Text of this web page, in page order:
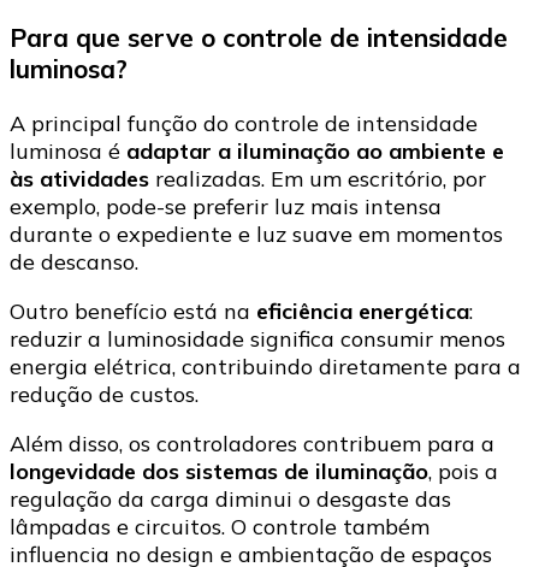
Para que serve o controle de intensidade
luminosa?
A principal função do controle de intensidade
luminosa é adaptar a iluminação ao ambiente e
às atividades realizadas. Em um escritório, por
exemplo, pode-se preferir luz mais intensa
durante o expediente e luz suave em momentos
de descanso.
Outro benefício está na eficiência energética:
reduzir a luminosidade significa consumir menos
energia elétrica, contribuindo diretamente para a
redução de custos.
Além disso, os controladores contribuem para a
longevidade dos sistemas de iluminação, pois a
regulação da carga diminui o desgaste das
lâmpadas e circuitos. O controle também
influencia no design e ambientação de espaços